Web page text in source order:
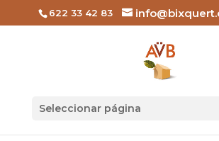
622 33 42 83
Seleccionar página